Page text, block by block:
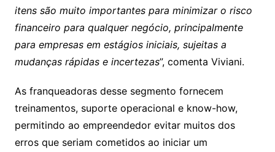
itens são muito importantes para minimizar o risco
financeiro para qualquer negócio, principalmente
para empresas em estágios iniciais, sujeitas a
mudanças rápidas e incertezas”, comenta Viviani.
As franqueadoras desse segmento fornecem
treinamentos, suporte operacional e know-how,
permitindo ao empreendedor evitar muitos dos
erros que seriam cometidos ao iniciar um